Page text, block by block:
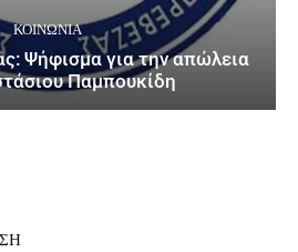
ΚΟΙΝΩΝΙΑ
Ψήφισμα για την απώλεια
Παμπουκίδη